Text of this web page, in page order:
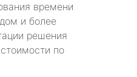
времени
и более
решения
по